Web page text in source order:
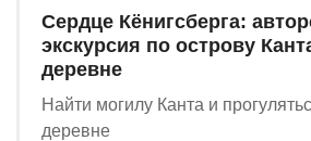
Сердце Кёнигсберга:
экскурсия по острову
деревне
Найти могилу Канта и
деревне